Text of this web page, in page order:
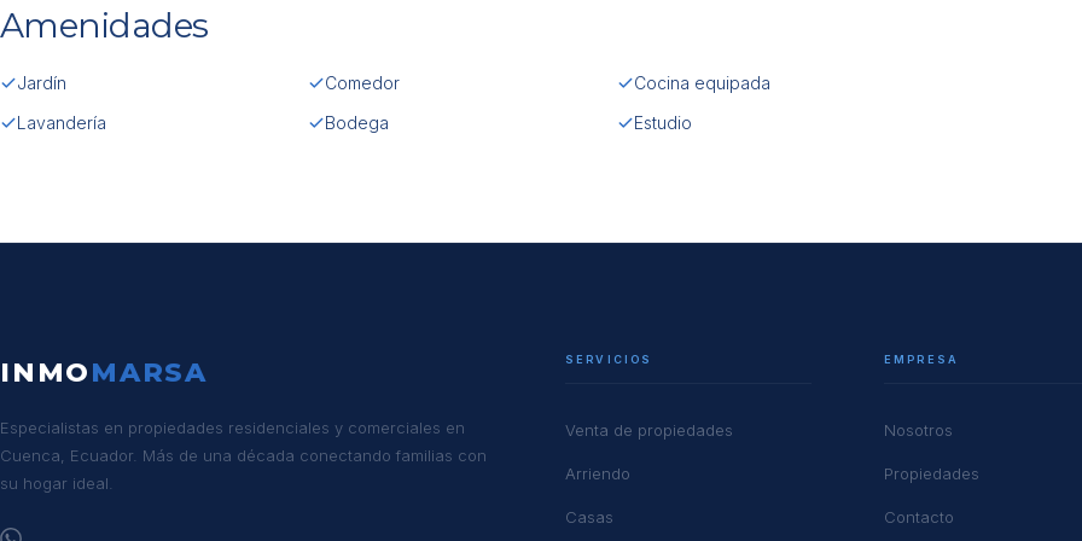
Amenidades
Jardín Comedor
Cocina equipada
Lavandería
Bodega Estudio
INMOMARSA
Especialistas en propiedades residenciales y comerciales en
Cuenca, Ecuador. Más de una década conectando familias con
su hogar ideal.
SERVICIOS
Venta de propiedades
Arriendo
Casas
EMPRESA
Nosotros
Propiedades
Contacto